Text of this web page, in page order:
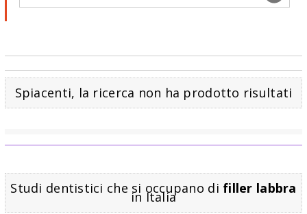
Spiacenti, la ricerca non ha prodotto risultati
Studi dentistici che si occupano di filler labbra
in Italia